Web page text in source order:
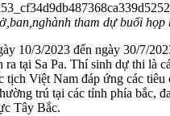
tham dự buổi họp
10/3/2023 đến ngày 30/7/
ra tại Sa Pa. Thí sinh dự thi là
tịch Việt Nam đáp ứng các tiêu
trú tại các tỉnh phía bắc,
Tây Bắc.